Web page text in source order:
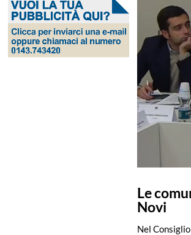
Le
Novi
Nel